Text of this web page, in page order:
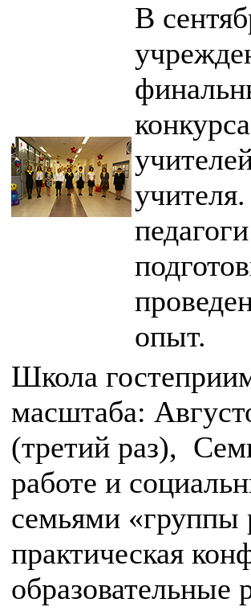
В
опыт.
Школа
масштаба:
(третий раз),
работе и
семьями «группы
практическая